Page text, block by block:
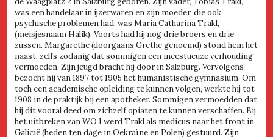
was een handelaar in ijzerwaren en zijn moeder, die ook
psychische problemen had, was Maria Catharina Trakl,
(meisjesnaam Halik). Voorts had hij nog drie broers en drie
zussen. Margarethe (doorgaans Grethe genoemd) stond hem het
naast, zelfs zodanig dat sommigen een incestueuze verhouding
vermoeden. Zijn jeugd bracht hij door in Salzburg. Vervolgens
bezocht hij van 1897 tot 1905 het humanistische gymnasium. Om
toch een academische opleiding te kunnen volgen, werkte hij tot
1908 in de praktijk bij een apotheker. Sommigen vermoedden dat
hij dit vooral deed om zichzelf opiaten te kunnen verschaffen. Bij
het uitbreken van WO I werd Trakl als medicus naar het front in
Galicië (heden ten dage in Oekraïne en Polen) gestuurd. Zijn